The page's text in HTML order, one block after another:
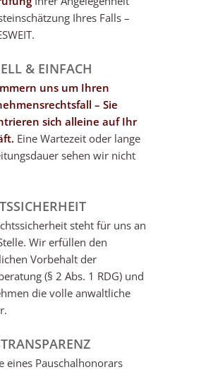
Ihres Falls –
& EINFACH
uns um Ihren
– Sie
sich alleine auf Ihr
Eine Wartezeit oder lange
sehen wir nicht
steht für uns an
Wir erfüllen den
Vorbehalt der
(§ 2 Abs. 1 RDG) und
die volle anwaltliche
eines Pauschalhonorars